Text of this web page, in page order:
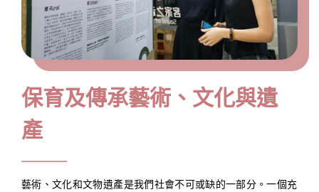
保育及傳承藝術、文化與遺
產
藝術、文化和文物遺產是我們社會不可或缺的一部分。一個充